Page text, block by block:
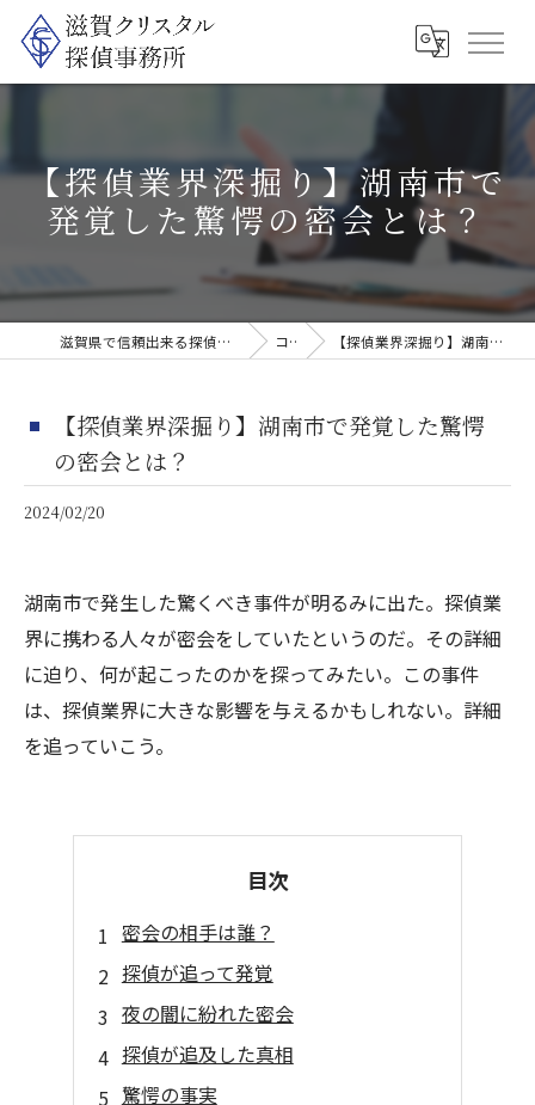
【探偵業界深掘り】湖南市で
発覚した驚愕の密会とは？
滋賀県で信頼出来る探偵なら滋賀クリスタル探偵事務所 コラム 【探偵業界深掘り】湖南市で発覚した驚愕の密会とは？
【探偵業界深掘り】湖南市で発覚した驚愕
の密会とは？
2024/02/20
湖南市で発生した驚くべき事件が明るみに出た。探偵業
界に携わる人々が密会をしていたというのだ。その詳細
に迫り、何が起こったのかを探ってみたい。この事件
は、探偵業界に大きな影響を与えるかもしれない。詳細
を追っていこう。
目次
密会の相手は誰？
探偵が追って発覚
夜の闇に紛れた密会
探偵が追及した真相
驚愕の事実